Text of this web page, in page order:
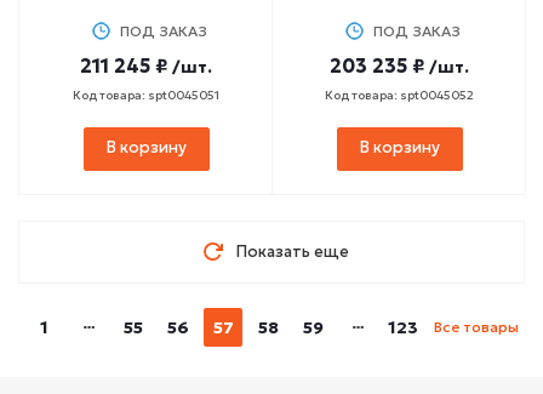
ПОД ЗАКАЗ
211 245 ₽ /шт.
Код товара: spt0045051
В корзину
ПОД ЗАКАЗ
203 235 ₽ /шт.
Код товара: spt0045052
В корзину
Показать еще
1 55 56 57 58 59 123 Все товары